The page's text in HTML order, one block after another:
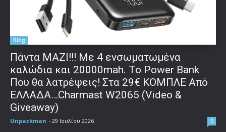
Blog
Πάντα ΜΑΖΙ!!! Με 4 ενσωματωμένα
καλώδια και 20000mah. Το Power Bank
Που θα λατρέψεις! Στα 29€ ΚΟΜΠΛΕ Από
ΕΛΛΑΔΑ…Charmast W2065 (Video &
Giveaway)
Unpackman - 29 Ιουλίου 2026 0